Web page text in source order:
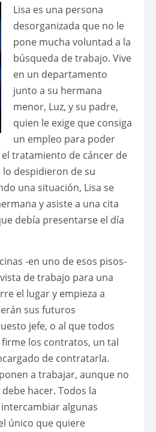
Lisa es una persona
desorganizada que no le
pone mucha voluntad a la
búsqueda de trabajo. Vive
en un departamento
junto a su hermana
menor, Luz, y su padre,
quien le exige que consiga
un empleo para poder
tratamiento de cáncer de
despidieron de su
una situación, Lisa se
y asiste a una cita
debía presentarse el día
-en uno de esos pisos-
de trabajo para una
el lugar y empieza a
sus futuros
jefe, o al que todos
los contratos, un tal
de contratarla.
a trabajar, aunque no
hacer. Todos la
algunas
único que quiere